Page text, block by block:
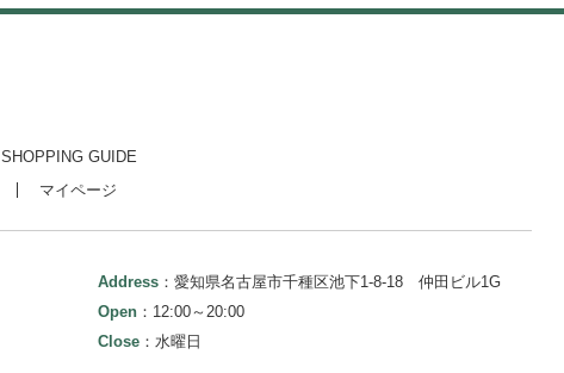
SHOPPING GUIDE
マイページ
Address ：愛知県名古屋市千種区池下1-8-18 仲田ビル1G
Open ：12:00～20:00
Close ：水曜日